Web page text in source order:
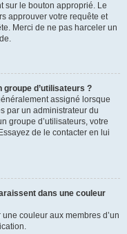
sur le bouton approprié. Le
approuver votre requête et
Merci de ne pas harceler un
groupe d’utilisateurs ?
assigné lorsque
par un administrateur du
groupe d’utilisateurs, votre
de le contacter en lui
dans une couleur
couleur aux membres d’un